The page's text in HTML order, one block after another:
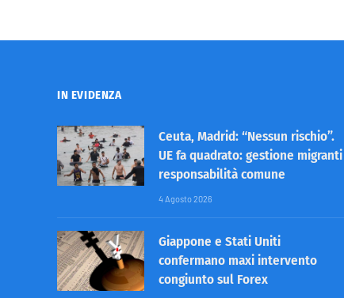
IN EVIDENZA
Ceuta, Madrid: “Nessun rischio”.
UE fa quadrato: gestione migranti
responsabilità comune
4 Agosto 2026
Giappone e Stati Uniti
confermano maxi intervento
congiunto sul Forex